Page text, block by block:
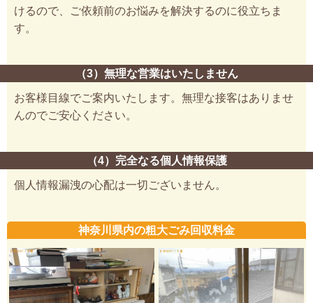
けるので、ご依頼前のお悩みを解決するのに役立ちま
す。
（3）無理な営業はいたしません
お客様目線でご案内いたします。無理な接客はありませ
んのでご安心ください。
（4）完全なる個人情報保護
個人情報漏洩の心配は一切ございません。
神奈川県内の粗大ごみ回収料金